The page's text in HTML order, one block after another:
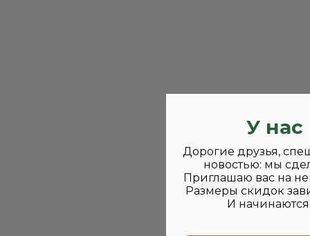
У нас
Дорогие друзья,
новостью: мы
Приглашаю вас на
Размеры скидок
И начинаются